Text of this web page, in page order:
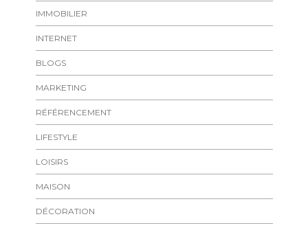
IMMOBILIER
INTERNET
BLOGS
MARKETING
RÉFÉRENCEMENT
LIFESTYLE
LOISIRS
MAISON
DÉCORATION